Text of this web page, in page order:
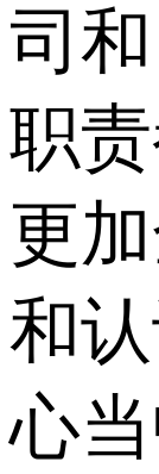
司
职
更
和
心